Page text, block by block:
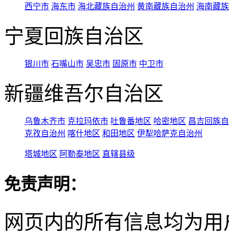
西宁市 海东市 海北藏族自治州 黄南藏族自治州 海南藏
宁夏回族自治区
银川市 石嘴山市 吴忠市 固原市 中卫市
新疆维吾尔自治区
乌鲁木齐市 克拉玛依市 吐鲁番地区 哈密地区 昌吉回族
克孜自治州 喀什地区 和田地区 伊犁哈萨克自治州
塔城地区 阿勒泰地区 直辖县级
免责声明：
网页内的所有信息均为